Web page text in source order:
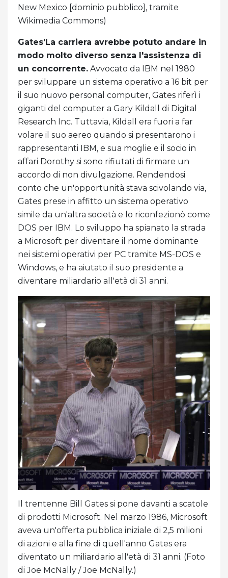
New Mexico [dominio pubblico], tramite
Wikimedia Commons)
Gates'La carriera avrebbe potuto andare in
modo molto diverso senza l'assistenza di
un concorrente. Avvocato da IBM nel 1980
per sviluppare un sistema operativo a 16 bit per
il suo nuovo personal computer, Gates riferì i
giganti del computer a Gary Kildall di Digital
Research Inc. Tuttavia, Kildall era fuori a far
volare il suo aereo quando si presentarono i
rappresentanti IBM, e sua moglie e il socio in
affari Dorothy si sono rifiutati di firmare un
accordo di non divulgazione. Rendendosi
conto che un'opportunità stava scivolando via,
Gates prese in affitto un sistema operativo
simile da un'altra società e lo riconfezionò come
DOS per IBM. Lo sviluppo ha spianato la strada
a Microsoft per diventare il nome dominante
nei sistemi operativi per PC tramite MS-DOS e
Windows, e ha aiutato il suo presidente a
diventare miliardario all'età di 31 anni.
Il trentenne Bill Gates si pone davanti a scatole
di prodotti Microsoft. Nel marzo 1986, Microsoft
aveva un'offerta pubblica iniziale di 2,5 milioni
di azioni e alla fine di quell'anno Gates era
diventato un miliardario all'età di 31 anni. (Foto
di Joe McNally / Joe McNally.)